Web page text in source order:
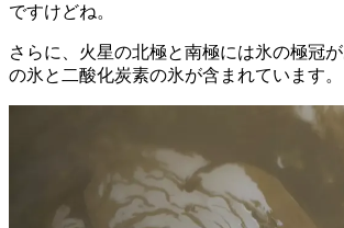
ですけどね。
さらに、火星の北極と南極には氷の極冠
の氷と二酸化炭素の氷が含まれています。